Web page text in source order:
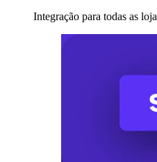
Integração para todas as